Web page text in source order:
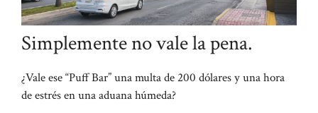
Simplemente no vale la pena.
¿Vale ese “Puff Bar” una multa de 200 dólares y una hora
de estrés en una aduana húmeda?